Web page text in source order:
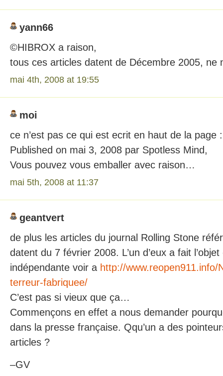
yann66
©HIBROX a raison,
tous ces articles datent de Décembre 2005,
mai 4th, 2008 at 19:55
moi
ce n’est pas ce qui est ecrit en haut de la page
Published on mai 3, 2008 par Spotless Mind,
Vous pouvez vous emballer avec raison…
mai 5th, 2008 at 11:37
geantvert
de plus les articles du journal Rolling Stone
datent du 7 février 2008. L’un d’eux a fait l’objet
indépendante voir a http://www.reopen911.info/
terreur-fabriquee/
C’est pas si vieux que ça…
Commençons en effet a nous demander
dans la presse française. Qqu’un a des
articles ?
–GV